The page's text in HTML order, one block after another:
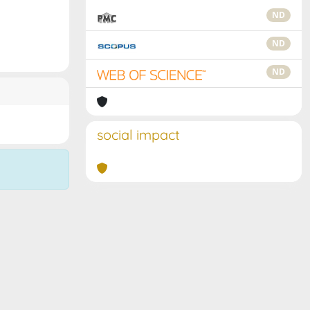
ND
ND
ND
social impact